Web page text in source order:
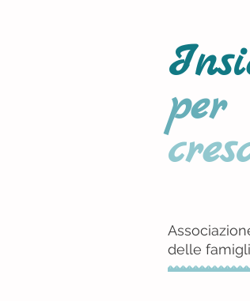
per
delle